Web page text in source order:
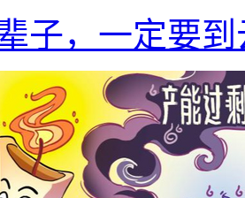
子，一定要